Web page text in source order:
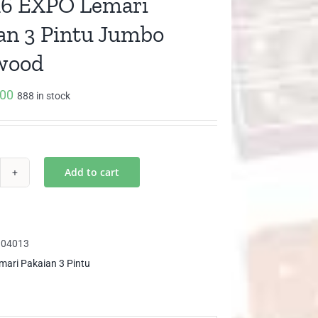
3 Pintu Jumbo
888 in stock
Add to cart
Pakaian 3 Pintu